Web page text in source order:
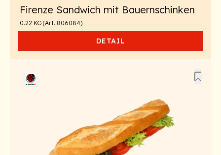
Firenze Sandwich mit Bauernschinken
0.22 KG (Art. 806084)
DETAIL